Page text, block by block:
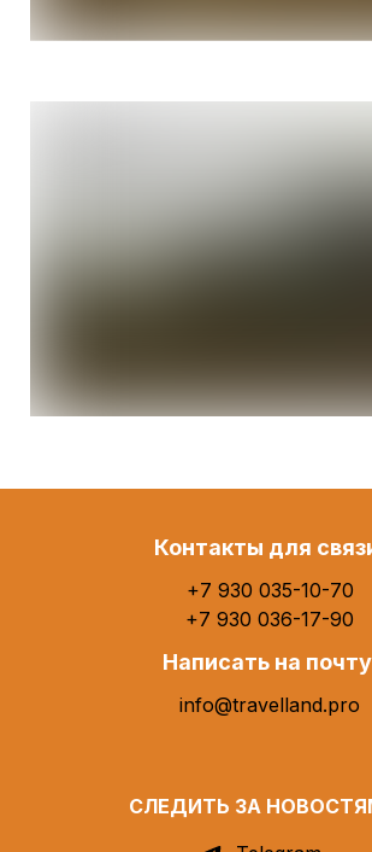
Контакты для
+7 930 035-10-70
+7 930 036-17-90
Написать на
info@travelland.pro
СЛЕДИТЬ ЗА